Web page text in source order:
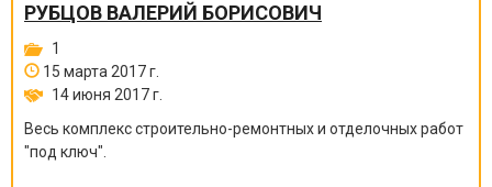
РУБЦОВ ВАЛЕРИЙ БОРИСОВИЧ
1
15 марта 2017 г.
14 июня 2017 г.
Весь комплекс строительно-ремонтных и отделочных работ
"под ключ".